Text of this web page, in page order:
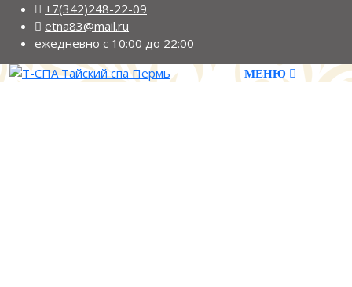
+7(342)248-22-09
etna83@mail.ru
ежедневно с 10:00 до 22:00